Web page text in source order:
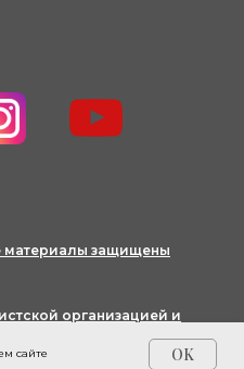
материалы защищены
организацией и
сайте OK